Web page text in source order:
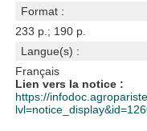
Format :
233 p.; 190 p.
Langue(s) :
Français
Lien vers la notice :
https://